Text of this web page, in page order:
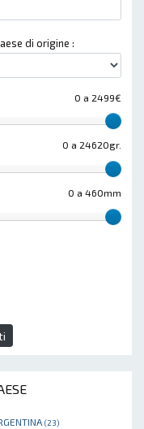
di origine :
0 a 2499€
0 a 24620gr.
0 a 460mm
(23)